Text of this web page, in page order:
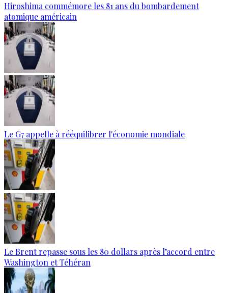
Hiroshima commémore les 81 ans du bombardement
atomique américain
Le G7 appelle à rééquilibrer l'économie mondiale
Le Brent repasse sous les 80 dollars après l’accord entre
Washington et Téhéran